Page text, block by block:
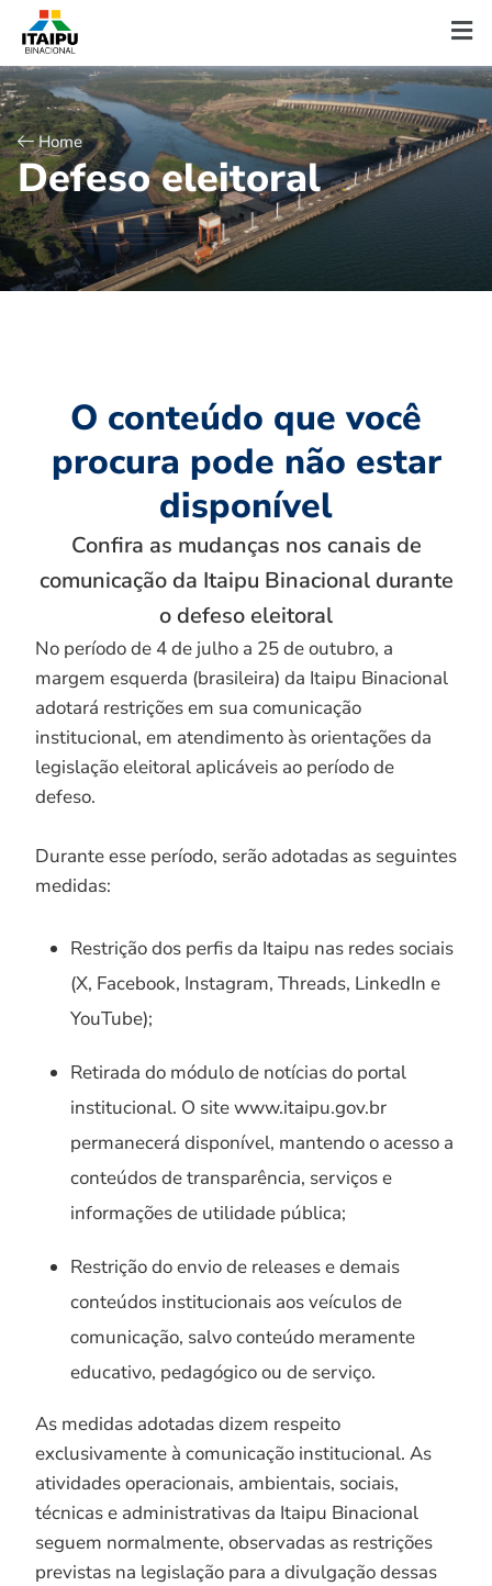
Home
Defeso eleitoral
O conteúdo que você
procura pode não estar
disponível
Confira as mudanças nos canais de
comunicação da Itaipu Binacional durante
o defeso eleitoral
No período de 4 de julho a 25 de outubro, a
margem esquerda (brasileira) da Itaipu Binacional
adotará restrições em sua comunicação
institucional, em atendimento às orientações da
legislação eleitoral aplicáveis ao período de
defeso.
Durante esse período, serão adotadas as seguintes
medidas:
Restrição dos perfis da Itaipu nas redes sociais
(X, Facebook, Instagram, Threads, LinkedIn e
YouTube);
Retirada do módulo de notícias do portal
institucional. O site www.itaipu.gov.br
permanecerá disponível, mantendo o acesso a
conteúdos de transparência, serviços e
informações de utilidade pública;
Restrição do envio de releases e demais
conteúdos institucionais aos veículos de
comunicação, salvo conteúdo meramente
educativo, pedagógico ou de serviço.
As medidas adotadas dizem respeito
exclusivamente à comunicação institucional. As
atividades operacionais, ambientais, sociais,
técnicas e administrativas da Itaipu Binacional
seguem normalmente, observadas as restrições
previstas na legislação para a divulgação dessas